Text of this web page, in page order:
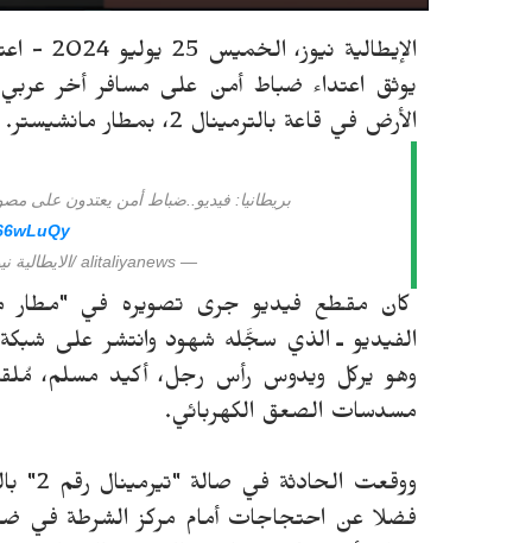
الإيطالية نيوز، الخميس 25 يوليو 2024 -
يوثق اعتداء ضباط أمن على مسافر أخر عربي
الأرض في قاعة بالترمينال 2، بمطار مانشيستر.
بريطانيا: فيديو..ضباط أمن يعتدون على
— alitaliyanews /الايطالية نيوز (@alitaliyanews2)
كان مقطع فيديو جرى تصويره في "مطار
الفيديو ـ الذي سجَّله شهود وانتشر على شبكة
وهو يركل ويدوس رأس رجل، أكيد مسلم،
مسدسات الصعق الكهربائي.
فضلا عن احتجاجات أمام مركز الشرطة في